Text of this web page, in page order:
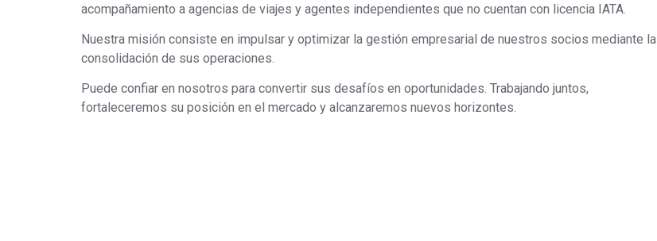
acompañamiento a agencias de viajes y agentes independientes que no cuentan con licencia IATA.
Nuestra misión consiste en impulsar y optimizar la gestión empresarial de nuestros socios mediante la
consolidación de sus operaciones.
Puede confiar en nosotros para convertir sus desafíos en oportunidades. Trabajando juntos,
fortaleceremos su posición en el mercado y alcanzaremos nuevos horizontes.